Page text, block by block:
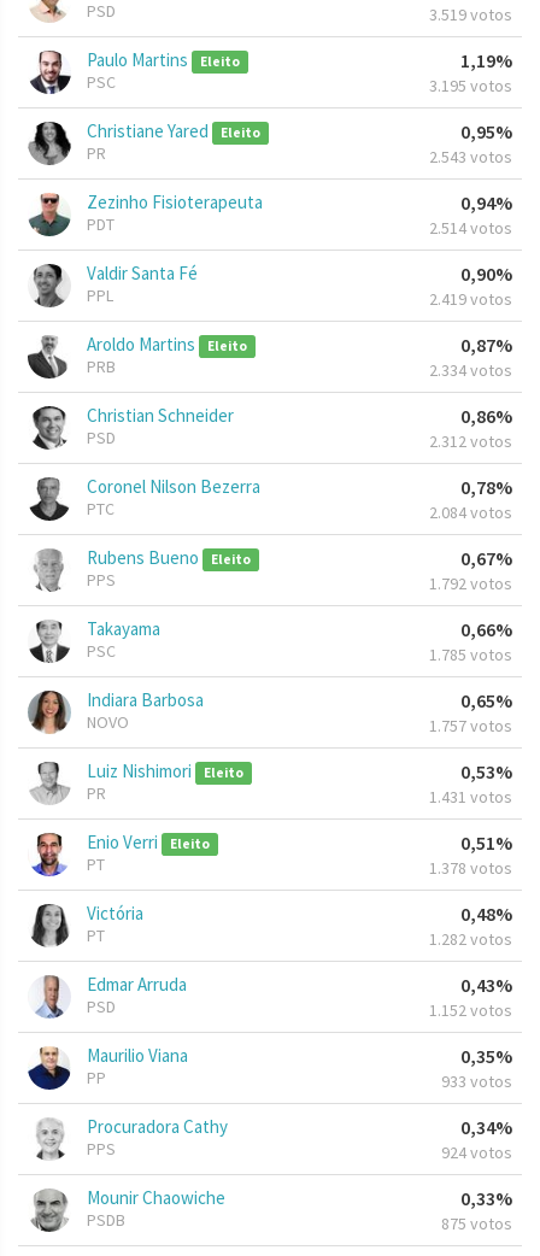
PSD 3.519 votos
Paulo Martins Eleito
PSC
1,19%
3.195 votos
Christiane Yared Eleito
PR
0,95%
2.543 votos
Zezinho Fisioterapeuta
PDT
0,94%
2.514 votos
Valdir Santa Fé
PPL
0,90%
2.419 votos
Aroldo Martins Eleito
PRB
0,87%
2.334 votos
Christian Schneider
PSD
0,86%
2.312 votos
Coronel Nilson Bezerra
PTC
0,78%
2.084 votos
Rubens Bueno Eleito
PPS
0,67%
1.792 votos
Takayama
PSC
0,66%
1.785 votos
Indiara Barbosa
NOVO
0,65%
1.757 votos
Luiz Nishimori Eleito
PR
0,53%
1.431 votos
Enio Verri Eleito
PT
0,51%
1.378 votos
Victória
PT
0,48%
1.282 votos
Edmar Arruda
PSD
0,43%
1.152 votos
Maurilio Viana
PP
0,35%
933 votos
Procuradora Cathy
PPS
0,34%
924 votos
Mounir Chaowiche
PSDB
0,33%
875 votos